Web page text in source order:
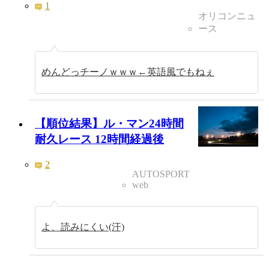
1
オリコンニュ
ース
めんどっチーノｗｗｗ←英語風でもねぇ
【順位結果】ル・マン24時間
耐久レース 12時間経過後
2
AUTOSPORT
web
よ、読みにくい(汗)